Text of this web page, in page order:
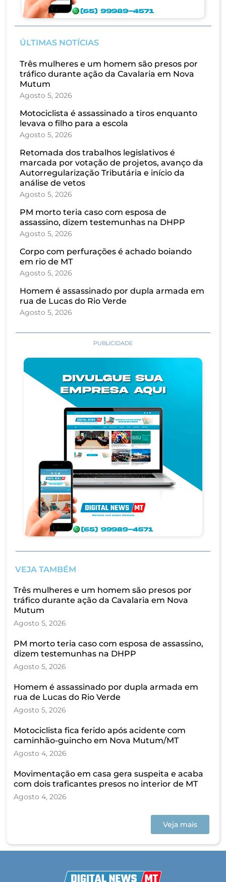
ÚLTIMAS NOTÍCIAS
Três mulheres e um homem são presos por
tráfico durante ação da Cavalaria em Nova
Mutum
Agosto 5, 2026
Motociclista é assassinado a tiros enquanto
levava o filho para a escola
Agosto 5, 2026
Retomada dos trabalhos legislativos é
marcada por votação de projetos, avanço da
Autorregularização Tributária e início da
análise de vetos
Agosto 5, 2026
PM morto teria caso com esposa de
assassino, dizem testemunhas na DHPP
Agosto 5, 2026
Corpo com perfurações é achado boiando
em rio de MT
Agosto 5, 2026
Homem é assassinado por dupla armada em
rua de Lucas do Rio Verde
Agosto 5, 2026
PUBLICIDADE
VEJA TAMBÉM
Três mulheres e um homem são presos por
tráfico durante ação da Cavalaria em Nova
Mutum
Agosto 5, 2026
PM morto teria caso com esposa de assassino,
dizem testemunhas na DHPP
Agosto 5, 2026
Homem é assassinado por dupla armada em
rua de Lucas do Rio Verde
Agosto 5, 2026
Motociclista fica ferido após acidente com
caminhão-guincho em Nova Mutum/MT
Agosto 4, 2026
Movimentação em casa gera suspeita e acaba
com dois traficantes presos no interior de MT
Agosto 4, 2026
Veja mais